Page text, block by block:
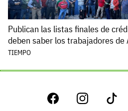
Publican las listas finales de
deben saber los trabajadores de
TIEMPO